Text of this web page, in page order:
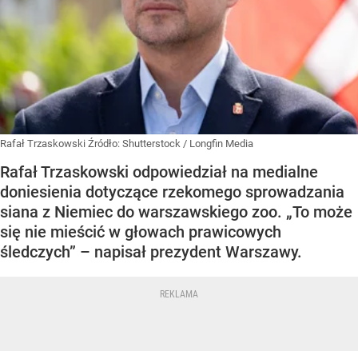
Rafał Trzaskowski Źródło: Shutterstock / Longfin Media
Rafał Trzaskowski odpowiedział na medialne
doniesienia dotyczące rzekomego sprowadzania
siana z Niemiec do warszawskiego zoo. „To może
się nie mieścić w głowach prawicowych
śledczych” – napisał prezydent Warszawy.